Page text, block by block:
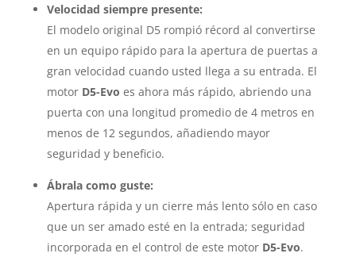
Velocidad siempre presente:
El modelo original D5 rompió récord al convertirse
en un equipo rápido para la apertura de puertas a
gran velocidad cuando usted llega a su entrada. El
motor D5-Evo es ahora más rápido, abriendo una
puerta con una longitud promedio de 4 metros en
menos de 12 segundos, añadiendo mayor
seguridad y beneficio.
Ábrala como guste:
Apertura rápida y un cierre más lento sólo en caso
que un ser amado esté en la entrada; seguridad
incorporada en el control de este motor D5-Evo.